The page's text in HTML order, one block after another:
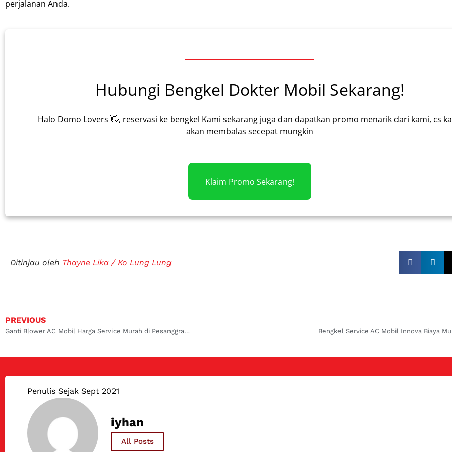
perjalanan Anda.
Hubungi Bengkel Dokter Mobil Sekarang!
Halo Domo Lovers 👋, reservasi ke bengkel Kami sekarang juga dan dapatkan promo menarik dari kami, cs
akan membalas secepat mungkin
Klaim Promo Sekarang!
Ditinjau oleh Thayne Lika / Ko Lung Lung
PREVIOUS
Ganti Blower AC Mobil Harga Service Murah di Pesanggrahan
Penulis Sejak Sept 2021
iyhan
All Posts